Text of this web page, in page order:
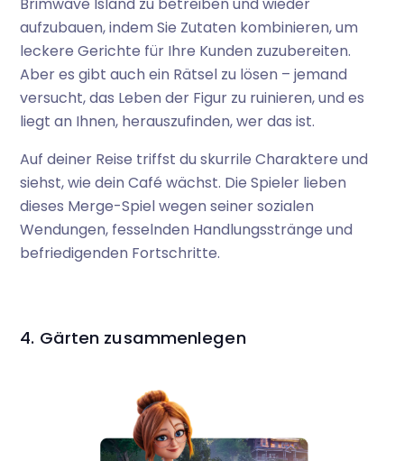
aufzubauen, indem Sie Zutaten kombinieren, um
leckere Gerichte für Ihre Kunden zuzubereiten.
Aber es gibt auch ein Rätsel zu lösen – jemand
versucht, das Leben der Figur zu ruinieren, und es
liegt an Ihnen, herauszufinden, wer das ist.
Auf deiner Reise triffst du skurrile Charaktere und
siehst, wie dein Café wächst. Die Spieler lieben
dieses Merge-Spiel wegen seiner sozialen
Wendungen, fesselnden Handlungsstränge und
befriedigenden Fortschritte.
4. Gärten zusammenlegen